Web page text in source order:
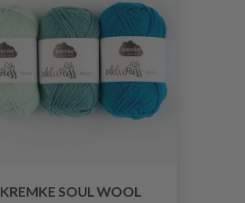
KREMKE SOUL WOOL